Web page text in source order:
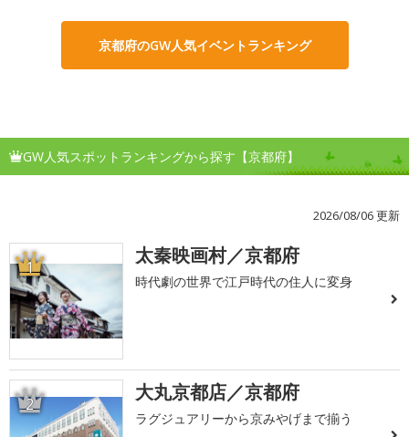
京都府のGW人気イベントランキング
GW人気スポットランキングから探す【京都府】
2026/08/06 更新
1 太秦映画村／京都府
時代劇の世界で江戸時代の住人に変身
2 大丸京都店／京都府
ラグジュアリーから京みやげまで揃う